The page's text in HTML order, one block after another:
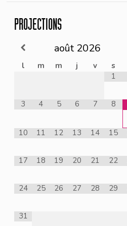
PROJECTIONS
août 2026
l m m j v s
1
3 4 5 6 7 8
10 11 12 13 14 15
17 18 19 20 21 22
24 25 26 27 28 29
31